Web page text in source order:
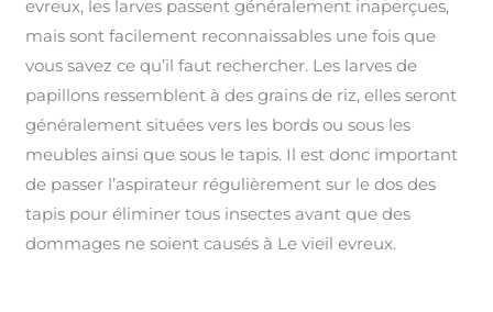
evreux, les larves passent généralement inaperçues,
mais sont facilement reconnaissables une fois que
vous savez ce qu’il faut rechercher. Les larves de
papillons ressemblent à des grains de riz, elles seront
généralement situées vers les bords ou sous les
meubles ainsi que sous le tapis. Il est donc important
de passer l’aspirateur régulièrement sur le dos des
tapis pour éliminer tous insectes avant que des
dommages ne soient causés à Le vieil evreux.